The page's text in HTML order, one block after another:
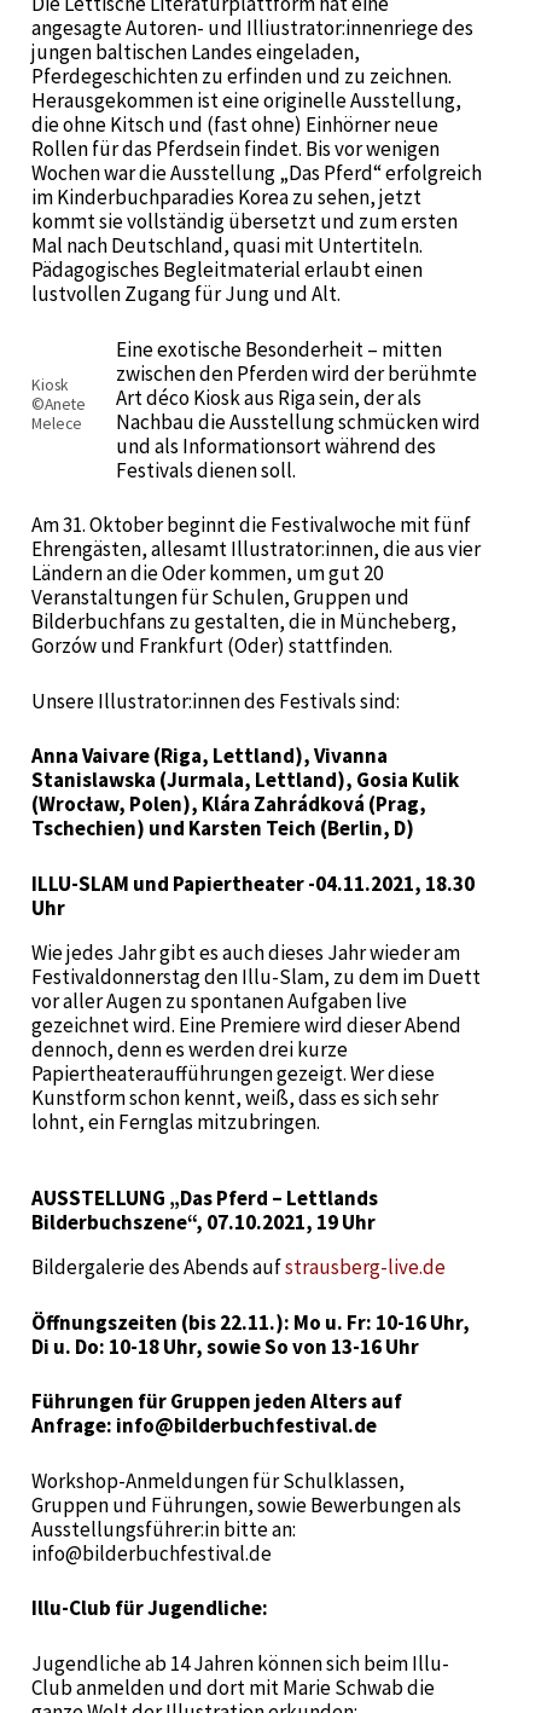
angesagte Autoren- und Illiustrator:innenriege des
jungen baltischen Landes eingeladen,
Pferdegeschichten zu erfinden und zu zeichnen.
Herausgekommen ist eine originelle Ausstellung,
die ohne Kitsch und (fast ohne) Einhörner neue
Rollen für das Pferdsein findet. Bis vor wenigen
Wochen war die Ausstellung „Das Pferd“ erfolgreich
im Kinderbuchparadies Korea zu sehen, jetzt
kommt sie vollständig übersetzt und zum ersten
Mal nach Deutschland, quasi mit Untertiteln.
Pädagogisches Begleitmaterial erlaubt einen
lustvollen Zugang für Jung und Alt.
Kiosk
©Anete
Melece
Eine exotische Besonderheit – mitten
zwischen den Pferden wird der berühmte
Art déco Kiosk aus Riga sein, der als
Nachbau die Ausstellung schmücken wird
und als Informationsort während des
Festivals dienen soll.
Am 31. Oktober beginnt die Festivalwoche mit fünf
Ehrengästen, allesamt Illustrator:innen, die aus vier
Ländern an die Oder kommen, um gut 20
Veranstaltungen für Schulen, Gruppen und
Bilderbuchfans zu gestalten, die in Müncheberg,
Gorzów und Frankfurt (Oder) stattfinden.
Unsere Illustrator:innen des Festivals sind:
Anna Vaivare (Riga, Lettland), Vivanna
Stanislawska (Jurmala, Lettland), Gosia Kulik
(Wrocław, Polen), Klára Zahrádková (Prag,
Tschechien) und Karsten Teich (Berlin, D)
ILLU-SLAM und Papiertheater -04.11.2021, 18.30
Uhr
Wie jedes Jahr gibt es auch dieses Jahr wieder am
Festivaldonnerstag den Illu-Slam, zu dem im Duett
vor aller Augen zu spontanen Aufgaben live
gezeichnet wird. Eine Premiere wird dieser Abend
dennoch, denn es werden drei kurze
Papiertheateraufführungen gezeigt. Wer diese
Kunstform schon kennt, weiß, dass es sich sehr
lohnt, ein Fernglas mitzubringen.
AUSSTELLUNG „Das Pferd – Lettlands
Bilderbuchszene“, 07.10.2021, 19 Uhr
Bildergalerie des Abends aufstrausberg-live.de
Öffnungszeiten (bis 22.11.): Mo u. Fr: 10-16 Uhr,
Di u. Do: 10-18 Uhr, sowie So von 13-16 Uhr
Führungen für Gruppen jeden Alters auf
Anfrage: info@bilderbuchfestival.de
Workshop-Anmeldungen für Schulklassen,
Gruppen und Führungen, sowie Bewerbungen als
Ausstellungsführer:in bitte an:
info@bilderbuchfestival.de
Illu-Club für Jugendliche:
Jugendliche ab 14 Jahren können sich beim Illu-
Club anmelden und dort mit Marie Schwab die